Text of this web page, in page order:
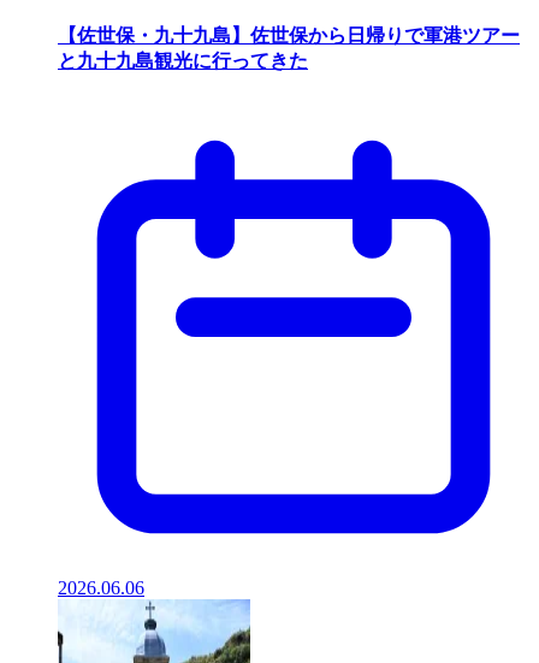
【佐世保・九十九島】佐世保から日帰りで軍港ツアー
と九十九島観光に行ってきた
2026.06.06